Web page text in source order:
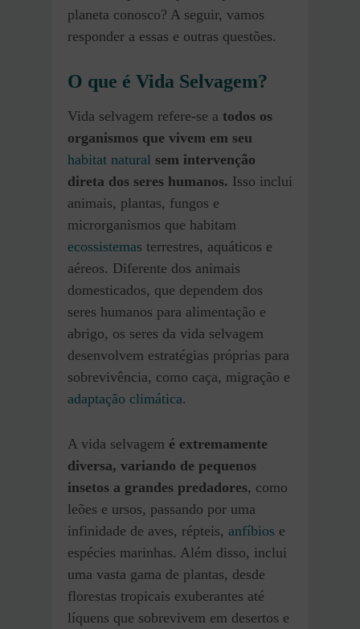
planeta conosco? A seguir, vamos
responder a essas e outras questões.
O que é Vida Selvagem?
Vida selvagem refere-se a todos os
organismos que vivem em seu
habitat natural sem intervenção
direta dos seres humanos. Isso inclui
animais, plantas, fungos e
microrganismos que habitam
ecossistemas terrestres, aquáticos e
aéreos. Diferente dos animais
domesticados, que dependem dos
seres humanos para alimentação e
abrigo, os seres da vida selvagem
desenvolvem estratégias próprias para
sobrevivência, como caça, migração e
adaptação climática.
A vida selvagem é extremamente
diversa, variando de pequenos
insetos a grandes predadores, como
leões e ursos, passando por uma
infinidade de aves, répteis, anfíbios e
espécies marinhas. Além disso, inclui
uma vasta gama de plantas, desde
florestas tropicais exuberantes até
líquens que sobrevivem em desertos e